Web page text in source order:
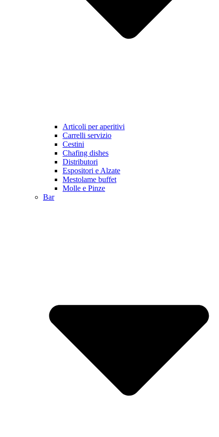
Articoli per aperitivi
Carrelli servizio
Cestini
Chafing dishes
Distributori
Espositori e Alzate
Mestolame buffet
Molle e Pinze
Bar